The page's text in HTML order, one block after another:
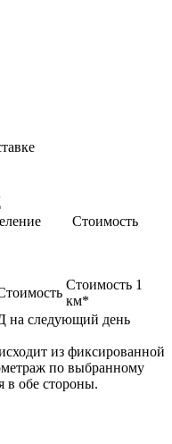
Стоимость
Стоимость 1
км*
на следующий день
из фиксированной
по выбранному
в обе стороны.